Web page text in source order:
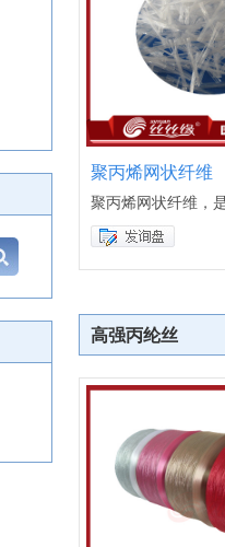
聚丙烯网状纤维
聚丙烯网状纤维，
高强丙纶丝